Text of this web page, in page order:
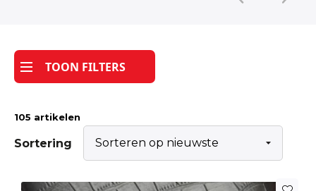
Tijdpakker stof
TOON FILTERS
105 artikelen
Sortering